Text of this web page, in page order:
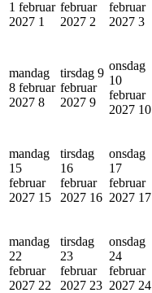
1 februar
2027 1
februar
2027 2
februar
2027 3
mandag
8 februar
2027 8
tirsdag 9
februar
2027 9
onsdag
10
februar
2027 10
mandag
15
februar
2027 15
tirsdag
16
februar
2027 16
onsdag
17
februar
2027 17
mandag
22
februar
2027 22
tirsdag
23
februar
2027 23
onsdag
24
februar
2027 24